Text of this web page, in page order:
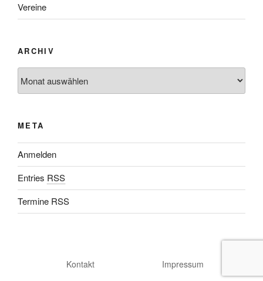
Vereine
ARCHIV
META
Anmelden
Entries RSS
Termine RSS
Kontakt Impressum